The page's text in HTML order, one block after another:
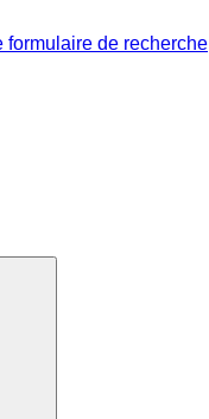
formulaire de recherche